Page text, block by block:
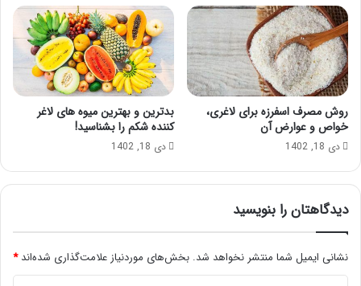
روش مصرف اسفرزه برای لاغری،
خواص و عوارض آن
دی 18, 1402
بدترین و بهترین میوه های لاغر
کننده شکم را بشناسید!
دی 18, 1402
دیدگاهتان را بنویسید
نشانی ایمیل شما منتشر نخواهد شد. بخش‌های موردنیاز علامت‌گذاری شده‌اند*